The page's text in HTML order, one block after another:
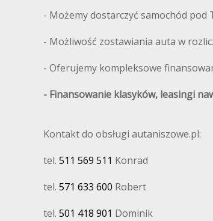
- Możemy dostarczyć samochód pod
- Możliwość zostawiania auta w
- Oferujemy kompleksowe
- Finansowanie klasyków, leasingi
Kontakt do obsługi autaniszowe.pl:
tel. 511 569 511 Konrad
tel. 571 633 600 Robert
tel. 501 418 901 Dominik